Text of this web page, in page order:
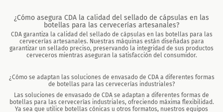
¿Cómo asegura CDA la calidad del sellado de cápsulas en las
botellas para las cervecerías artesanales?
CDA garantiza la calidad del sellado de cápsulas en las botellas para las
cervecerías artesanales. Nuestras máquinas están diseñadas para
garantizar un sellado preciso, preservando la integridad de sus productos
cerveceros mientras aseguran la satisfacción del consumidor.
¿Cómo se adaptan las soluciones de envasado de CDA a diferentes formas
de botellas para las cervecerías industriales?
Las soluciones de envasado de CDA se adaptan a diferentes formas de
botellas para las cervecerías industriales, ofreciendo máxima flexibilidad.
Ya sea que utilice botellas cónicas u otros formatos, nuestros equipos